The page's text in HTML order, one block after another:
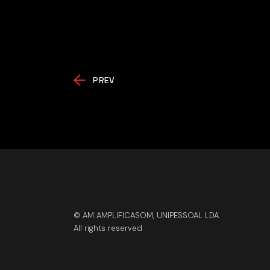
PREV
© AM AMPLIFICASOM, UNIPESSOAL LDA
All rights reserved